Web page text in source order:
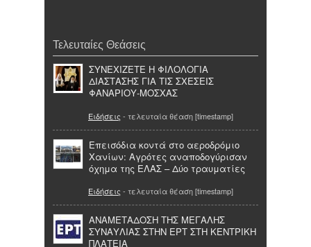
Τελευταίες Θεάσεις
ΣΥΝΕΧΙΖΕΤΕ Η ΦΙΛΟΛΟΓΙΑ
ΔΙΑΣΤΑΣΗΣ ΓΙΑ ΤΙΣ ΣΧΕΣΕΙΣ
ΦΑΝΑΡΙΟΥ-ΜΟΣΧΑΣ
Ειδήσεις - τελευταία θέαση [timestamp]
Επεισόδια κοντά στο αεροδρόμιο
Χανίων: Αγρότες αναποδογύρισαν
όχημα της ΕΛΑΣ – Δύο τραυματίες
Ειδήσεις - τελευταία θέαση [timestamp]
ΑΝΑΜΕΤΑΔΟΣΗ ΤΗΣ ΜΕΓΑΛΗΣ
ΣΥΝΑΥΛΙΑΣ ΣΤΗΝ ΕΡΤ ΣΤΗ ΚΕΝΤΡΙΚΗ
ΠΛΑΤΕΙΑ